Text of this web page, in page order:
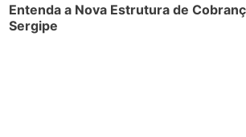
Entenda a Nova Estrutura de
Sergipe